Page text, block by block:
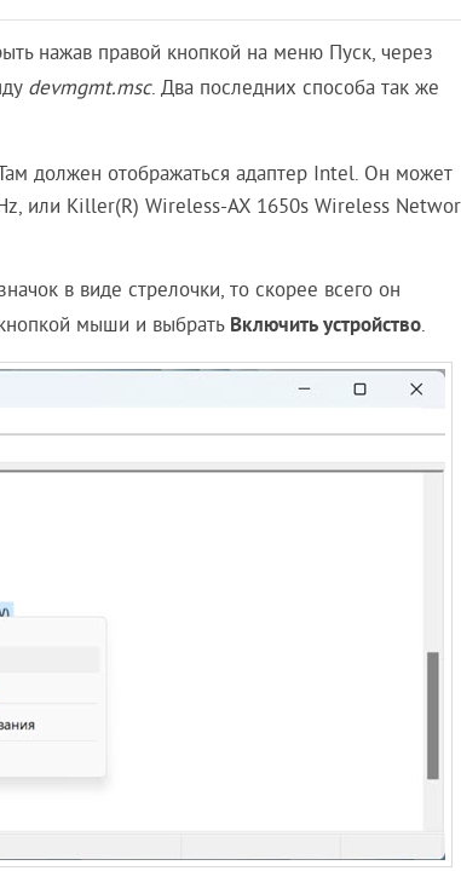
нажав правой кнопкой на меню Пуск, через
devmgmt.msc. Два последних способа так же
должен отображаться адаптер Intel. Он может
или Killer(R) Wireless-AX 1650s Wireless
в виде стрелочки, то скорее всего он
мыши и выбрать Включить устройство.